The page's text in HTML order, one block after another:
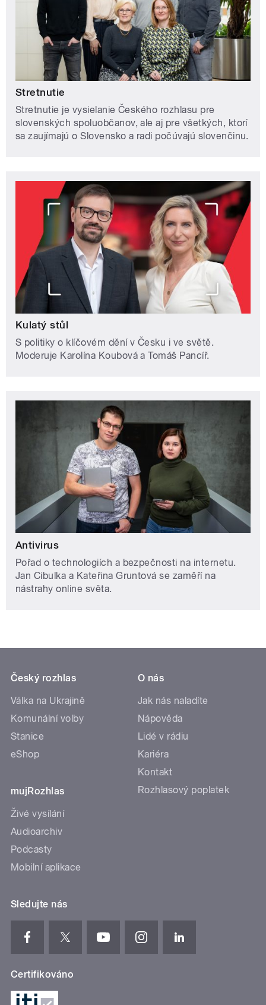
Stretnutie
Stretnutie je vysielanie Českého rozhlasu pre
slovenských spoluobčanov, ale aj pre všetkých, ktorí
sa zaujímajú o Slovensko a radi počúvajú slovenčinu.
Kulatý stůl
S politiky o klíčovém dění v Česku i ve světě.
Moderuje Karolína Koubová a Tomáš Pancíř.
Antivirus
Pořad o technologiích a bezpečnosti na internetu.
Jan Cibulka a Kateřina Gruntová se zaměří na
nástrahy online světa.
Český rozhlas
Válka na Ukrajině
Komunální volby
Stanice
eShop
mujRozhlas
Živé vysílání
Audioarchiv
Podcasty
Mobilní aplikace
O nás
Jak nás naladíte
Nápověda
Lidé v rádiu
Kariéra
Kontakt
Rozhlasový poplatek
Sledujte nás
Certifikováno